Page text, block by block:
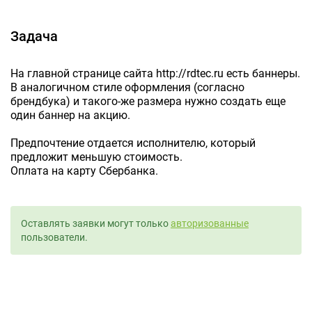
Задача
На главной странице сайта http://rdtec.ru есть баннеры.
В аналогичном стиле оформления (согласно
брендбука) и такого-же размера нужно создать еще
один баннер на акцию.
Предпочтение отдается исполнителю, который
предложит меньшую стоимость.
Оплата на карту Сбербанка.
Оставлять заявки могут толькоавторизованные
пользователи.